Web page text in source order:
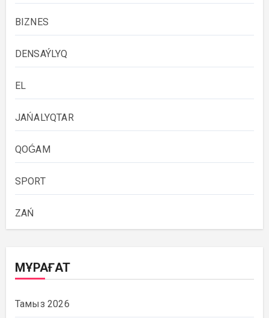
BIZNES
DENSAÝLYQ
EL
JAŃALYQTAR
QOǴAM
SPORT
ZAŃ
МҰРАҒАТ
Тамыз 2026